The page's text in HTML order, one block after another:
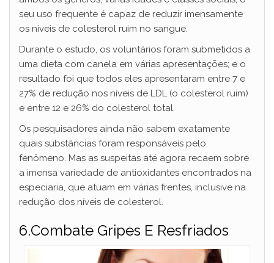
seu uso frequente é capaz de reduzir imensamente
os níveis de colesterol ruim no sangue.
Durante o estudo, os voluntários foram submetidos a
uma dieta com canela em várias apresentações; e o
resultado foi que todos eles apresentaram entre 7 e
27% de redução nos níveis de LDL (o colesterol ruim)
e entre 12 e 26% do colesterol total.
Os pesquisadores ainda não sabem exatamente
quais substâncias foram responsáveis pelo
fenômeno. Mas as suspeitas até agora recaem sobre
a imensa variedade de antioxidantes encontrados na
especiaria, que atuam em várias frentes, inclusive na
redução dos níveis de colesterol.
6.Combate Gripes E Resfriados